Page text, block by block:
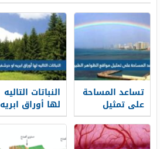
تساعد المساحة
على تمثيل
مواقع الظواهر
الطبيعية
النباتات التاليه
لها أوراق ابريه
او حرشفيه